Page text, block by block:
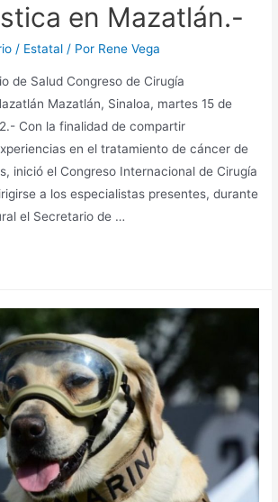
en Mazatlán.-
/ Estatal / Por Rene Vega
de Salud Congreso de Cirugía
Mazatlán, Sinaloa, martes 15 de
Con la finalidad de compartir
en el tratamiento de cáncer de
inició el Congreso Internacional de Cirugía
a los especialistas presentes, durante
el Secretario de …